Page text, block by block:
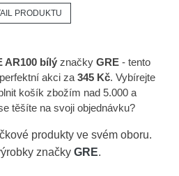
PRODUKTU
AR100 bílý značky GRE - tento
akci za 345 Kč. Vybírejte
košík zbožím nad 5.000 a
těšíte na svoji objednávku?
produkty ve svém oboru.
značky GRE.